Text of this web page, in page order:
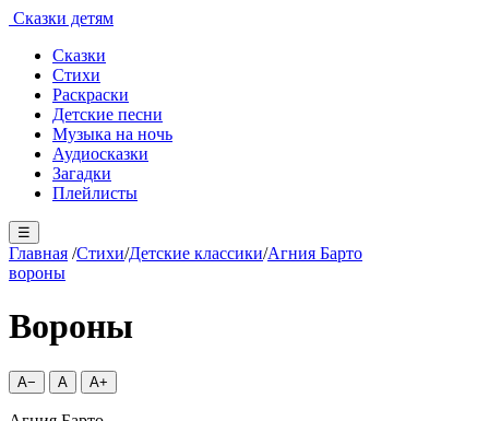
Сказки детям
Сказки
Стихи
Раскраски
Детские песни
Музыка на ночь
Аудиосказки
Загадки
Плейлисты
☰
Главная /Стихи/Детские классики/Агния Барто
вороны
Вороны
A− A A+